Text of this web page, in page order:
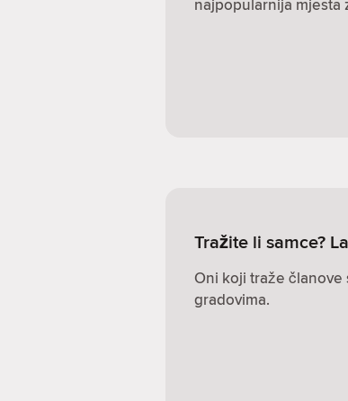
najpopularnija mjesta
Tražite li samce?
Oni koji traže članove
gradovima.